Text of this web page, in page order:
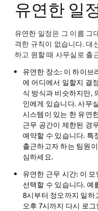
유연한 일
유연한 일정은 그 이름 그
격한 규칙이 없습니다. 대
하고 원할 때 사무실로 출
유연한 장소: 이 하이브
에 어디에서 일할지 결
식 방식과 비슷하지만,
인에게 있습니다. 사무
시스템이 있는 한 유연
근무 공간이 제한된 경
예약할 수 있습니다. 특
출근하고자 하는 팀원
심하세요.
유연한 근무 시간: 이 모
선택할 수 있습니다. 예
8시부터 정오까지 일하
오후 7시까지 다시 로